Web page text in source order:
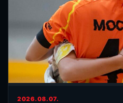
2026.08.07.